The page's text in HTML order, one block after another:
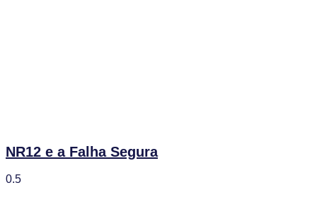
NR12 e a Falha Segura